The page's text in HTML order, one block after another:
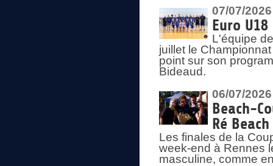
07/07/2026
Euro
L'équipe
juillet le
point sur son
Bideaud.
06/07/2026
Beach-
Ré
Les finales de la
week-end à Rennes
masculine, comme